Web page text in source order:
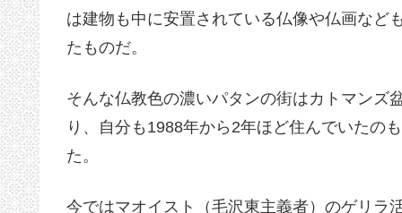
は建物も中に安置されている仏像や仏画など
たものだ。
そんな仏教色の濃いパタンの街はカトマンズ
り、自分も1988年から2年ほど住んでいたの
た。
今ではマオイスト（毛沢東主義者）のゲリラ